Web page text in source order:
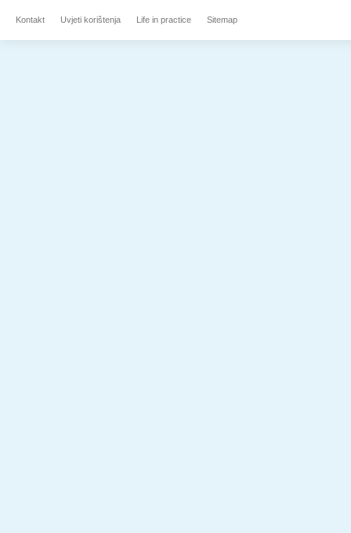
Kontakt Uvjeti korištenja Life in practice Sitemap